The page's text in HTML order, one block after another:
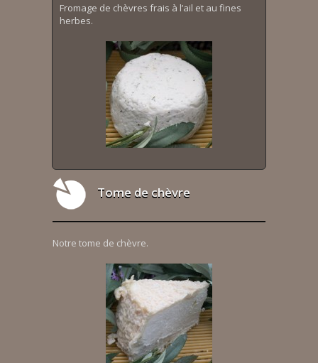
Fromage de chèvres frais à l’ail et au fines
herbes.
Tome de chèvre
Notre tome de chèvre.